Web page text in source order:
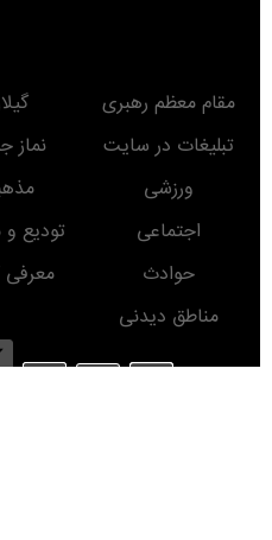
مقام معظم رهبری
تبلیغات در سایت
نماز
ورزشی
اجتماعی
تودیع و